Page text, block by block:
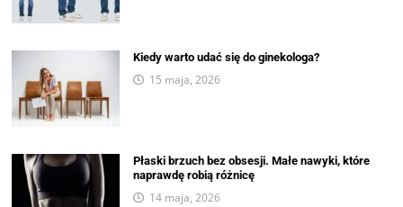
Kiedy warto udać się do ginekologa?
15 maja, 2026
Płaski brzuch bez obsesji. Małe nawyki, które
naprawdę robią różnicę
14 maja, 2026